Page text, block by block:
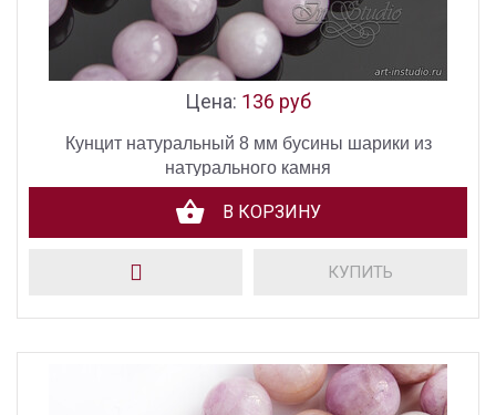
Цена: 136 руб
Кунцит натуральный 8 мм бусины шарики из
натурального камня
В КОРЗИНУ
КУПИТЬ